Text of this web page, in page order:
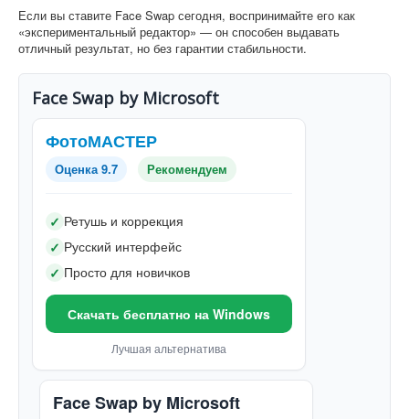
Если вы ставите Face Swap сегодня, воспринимайте его как
«экспериментальный редактор» — он способен выдавать
отличный результат, но без гарантии стабильности.
Face Swap by Microsoft
ФотоМАСТЕР
Оценка 9.7 Рекомендуем
✓ Ретушь и коррекция
✓ Русский интерфейс
✓ Просто для новичков
Скачать бесплатно на Windows
Лучшая альтернатива
Face Swap by Microsoft